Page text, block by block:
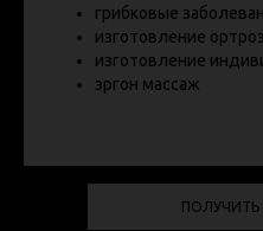
грибковые
изготовление
изготовление
эргон массаж
ПОЛУЧИТЬ